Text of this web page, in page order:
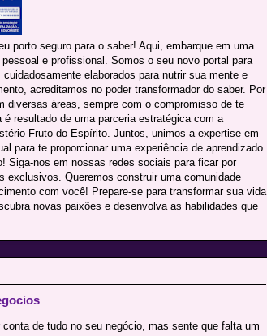
porto seguro para o saber! Aqui, embarque em uma
e profissional. Somos o seu novo portal para
elaborados para nutrir sua mente e
acreditamos no poder transformador do saber. Por
diversas áreas, sempre com o compromisso de te
resultado de uma parceria estratégica com a
Fruto do Espírito. Juntos, unimos a expertise em
para te proporcionar uma experiência de aprendizado
Siga-nos em nossas redes sociais para ficar por
exclusivos. Queremos construir uma comunidade
com você! Prepare-se para transformar sua vida
novas paixões e desenvolva as habilidades que
de tudo no seu negócio, mas sente que falta um